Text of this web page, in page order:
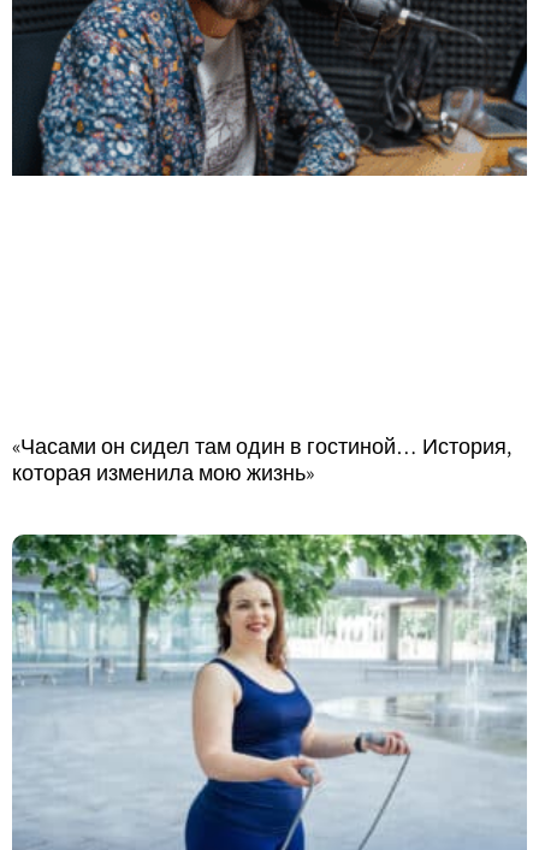
«Часами он сидел там один в гостиной… История,
которая изменила мою жизнь»